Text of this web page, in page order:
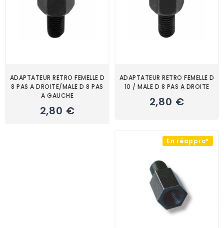
ADAPTATEUR RETRO FEMELLE D
8 PAS A DROITE/MALE D 8 PAS
A GAUCHE
2,80 €
ADAPTATEUR RETRO FEMELLE D
10 / MALE D 8 PAS A DROITE
2,80 €
En réappro*